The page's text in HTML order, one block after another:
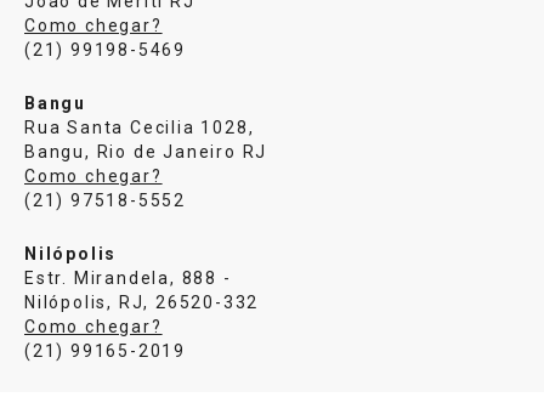
Como chegar?
(21) 99198-5469
Bangu
Rua Santa Cecilia 1028,
Bangu, Rio de Janeiro RJ
Como chegar?
(21) 97518-5552
Nilópolis
Estr. Mirandela, 888 -
Nilópolis, RJ, 26520-332
Como chegar?
(21) 99165-2019